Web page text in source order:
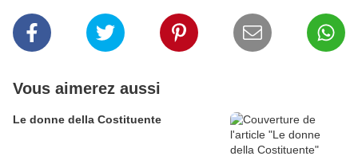
Vous aimerez aussi
Le donne della Costituente